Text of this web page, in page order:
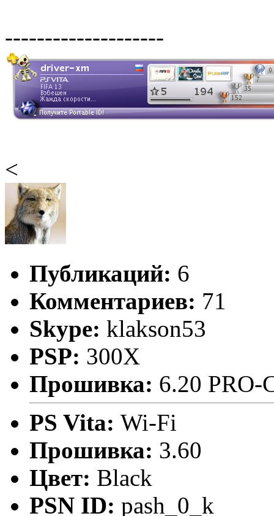
--------------------
<
Публикаций: 6
Комментариев: 71
Skype: klakson53
PSP: 300X
Прошивка: 6.20 PRO-
PS Vita: Wi-Fi
Прошивка: 3.60
Цвет: Black
PSN ID: pash_0_k